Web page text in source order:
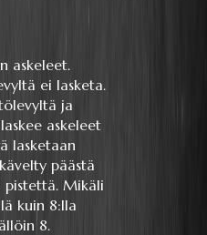
askeleet.
ei lasketa.
ja
askeleet
lasketaan
päästä
pistettä. Mikäli
kuin 8:lla
8.